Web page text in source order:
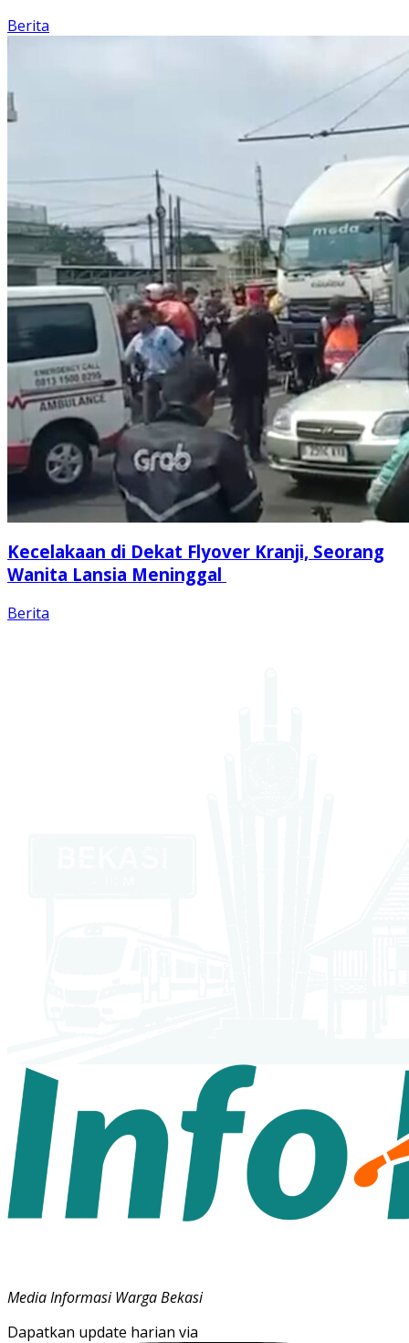
Berita
Kecelakaan di Dekat Flyover Kranji, Seorang
Wanita Lansia Meninggal
Berita
Media Informasi Warga Bekasi
Dapatkan update harian via